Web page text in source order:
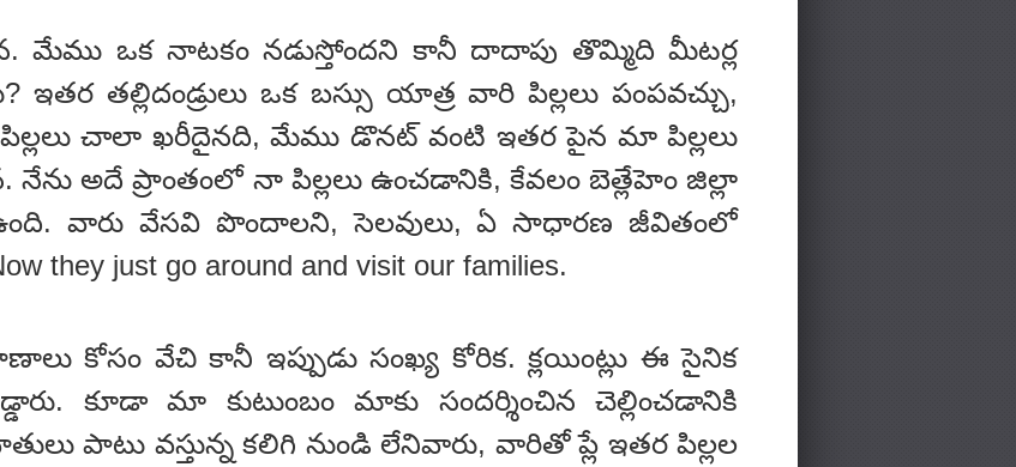
మేము ఒక నాటకం నడుస్తోందని కానీ దాదాపు తొమ్మిది మీటర్ల
ఇతర తల్లిదండ్రులు ఒక బస్సు యాత్ర వారి పిల్లలు పంపవచ్చు,
చాలా ఖరీదైనది, మేము డొనట్ వంటి ఇతర పైన మా పిల్లలు
అదే ప్రాంతంలో నా పిల్లలు ఉంచడానికి, కేవలం బెత్లేహెం జిల్లా
వారు వేసవి పొందాలని, సెలవులు, ఏ సాధారణ జీవితంలో
just go around and visit our families.
కోసం వేచి కానీ ఇప్పుడు సంఖ్య కోరిక. క్లయింట్లు ఈ సైనిక
కూడా మా కుటుంబం మాకు సందర్శించిన చెల్లించడానికి
పాటు వస్తున్న కలిగి నుండి లేనివారు, వారితో ప్లే ఇతర పిల్లల